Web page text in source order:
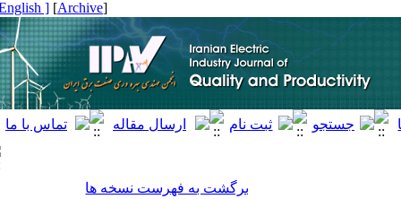
Archive
]
[ English ]
برگشت به فهرست نسخه ها